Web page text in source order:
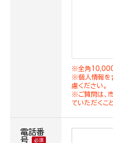
※全角10,000
※個人情報を
慮ください。
※ご質問は、
ていただくこ
電話番
号